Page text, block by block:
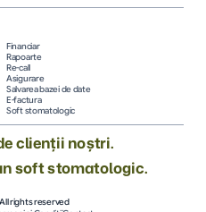
Financiar
Rapoarte
Re-call
Asigurare
Salvarea bazei de date
E-factura
Soft stomatologic
clienții noștri.
soft stomatologic.
All rights reserved